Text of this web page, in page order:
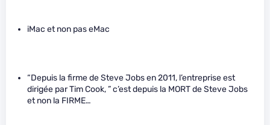
iMac et non pas eMac
“Depuis la firme de Steve Jobs en 2011, l’entreprise est
dirigée par Tim Cook, ” c’est depuis la MORT de Steve Jobs
et non la FIRME…